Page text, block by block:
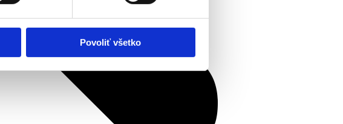
Povoliť všetko